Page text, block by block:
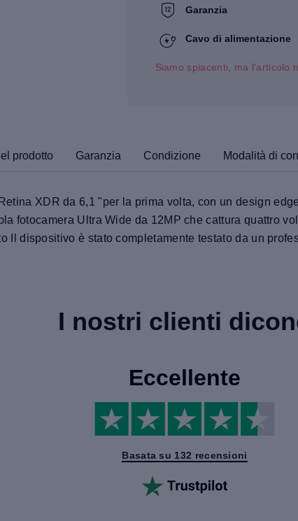
Garanzia
Cavo di alimentazione
Siamo spiacenti, ma l'articolo
prodotto Garanzia Condizione Modalità di
XDR da 6,1 "per la prima volta, con un design
fotocamera Ultra Wide da 12MP che cattura quattro
Il dispositivo è stato completamente testato da un
I nostri clienti
Eccellente
Basata su 132 recensioni